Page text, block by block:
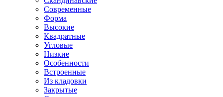
Современные
Форма
Высокие
Квадратные
Угловые
Низкие
Особенности
Встроенные
Из кладовки
Закрытые